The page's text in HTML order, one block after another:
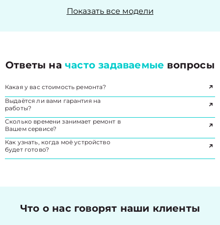
Показать все модели
Ответы начасто задаваемые вопросы
Какая у вас стоимость ремонта?
Выдаётся ли вами гарантия на
работы?
Сколько времени занимает ремонт в
Вашем сервисе?
Как узнать, когда моё устройство
будет готово?
Что о нас говорят наши клиенты